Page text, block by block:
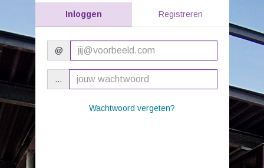
Inloggen Registreren
@
...
Wachtwoord vergeten?
© 2026 Schouwburg Amstelveen |kassa